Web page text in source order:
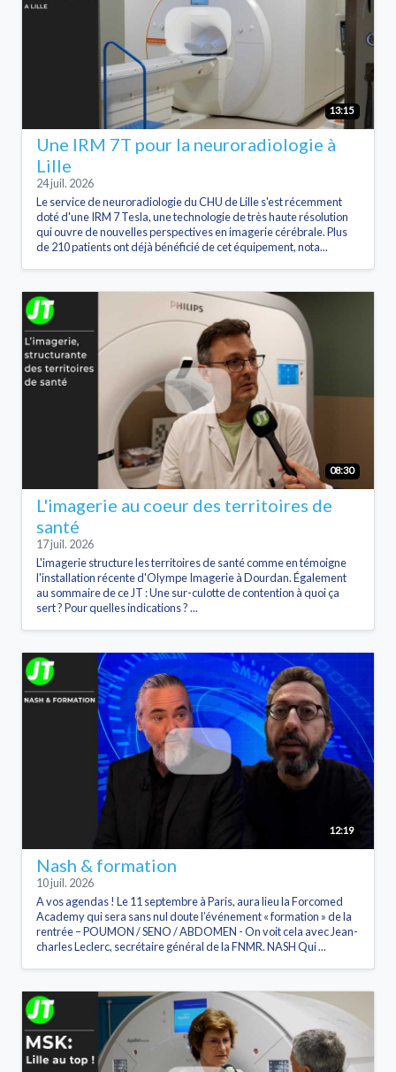
13:15
Une IRM 7T pour la neuroradiologie à
Lille
24 juil. 2026
Le service de neuroradiologie du CHU de Lille s'est récemment
doté d'une IRM 7 Tesla, une technologie de très haute résolution
qui ouvre de nouvelles perspectives en imagerie cérébrale. Plus
de 210 patients ont déjà bénéficié de cet équipement, nota...
08:30
L'imagerie au coeur des territoires de
santé
17 juil. 2026
L'imagerie structure les territoires de santé comme en témoigne
l'installation récente d'Olympe Imagerie à Dourdan. Également
au sommaire de ce JT : Une sur-culotte de contention à quoi ça
sert ? Pour quelles indications ? ...
12:19
Nash & formation
10 juil. 2026
A vos agendas ! Le 11 septembre à Paris, aura lieu la Forcomed
Academy qui sera sans nul doute l’événement « formation » de la
rentrée – POUMON / SENO / ABDOMEN - On voit cela avec Jean-
charles Leclerc, secrétaire général de la FNMR. NASH Qui ...